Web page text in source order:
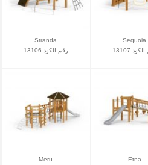
Stranda
رقم الكود 13106
Sequoia
13107
Meru
Etna